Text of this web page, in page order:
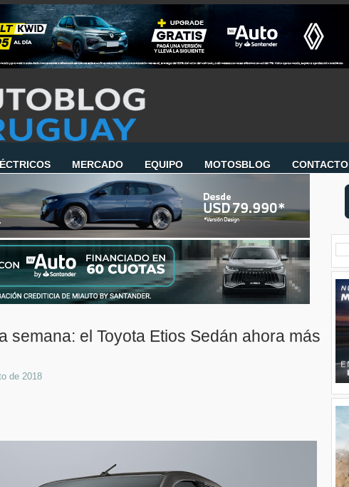
MERCADO EQUIPO MOTOSBLOG CONTACTO
semana: el Toyota Etios Sedán ahora más
de 2018